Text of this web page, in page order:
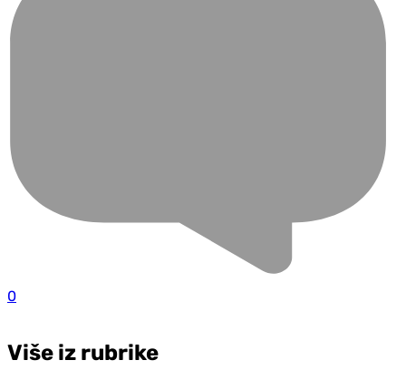
0
Više iz rubrike